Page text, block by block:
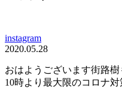
instagram
2020.05.28
おはようございます街路樹
10時より最大限のコロナ